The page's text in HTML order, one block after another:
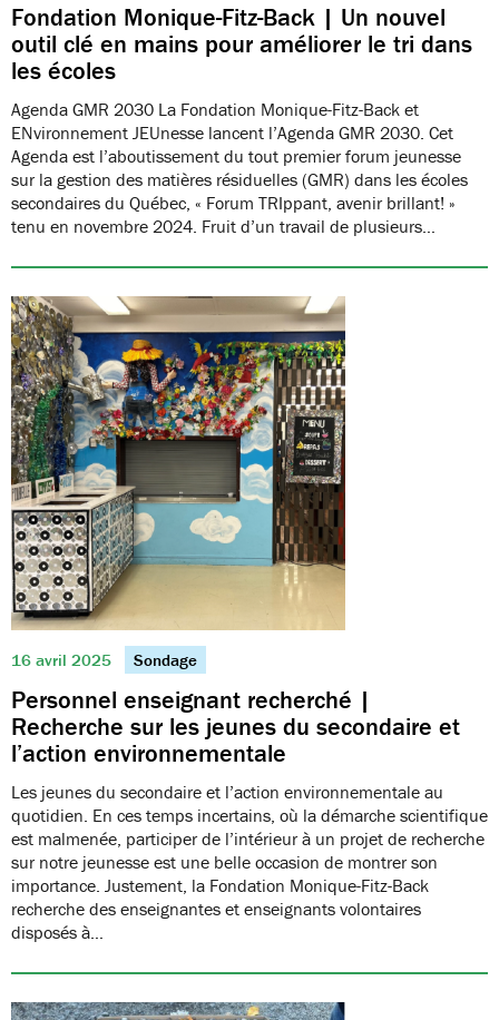
Fondation Monique-Fitz-Back | Un nouvel
outil clé en mains pour améliorer le tri dans
les écoles
Agenda GMR 2030 La Fondation Monique-Fitz-Back et
ENvironnement JEUnesse lancent l’Agenda GMR 2030. Cet
Agenda est l’aboutissement du tout premier forum jeunesse
sur la gestion des matières résiduelles (GMR) dans les écoles
secondaires du Québec, « Forum TRIppant, avenir brillant! »
tenu en novembre 2024. Fruit d’un travail de plusieurs…
16 avril 2025 Sondage
Personnel enseignant recherché |
Recherche sur les jeunes du secondaire et
l’action environnementale
Les jeunes du secondaire et l’action environnementale au
quotidien. En ces temps incertains, où la démarche scientifique
est malmenée, participer de l’intérieur à un projet de recherche
sur notre jeunesse est une belle occasion de montrer son
importance. Justement, la Fondation Monique-Fitz-Back
recherche des enseignantes et enseignants volontaires
disposés à…